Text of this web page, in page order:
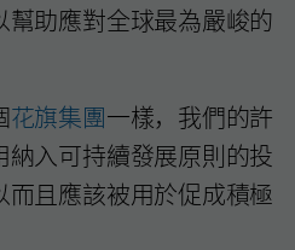
助應對全球最為嚴峻的
花旗集團一樣，我們的許
入可持續發展原則的投
且應該被用於促成積極